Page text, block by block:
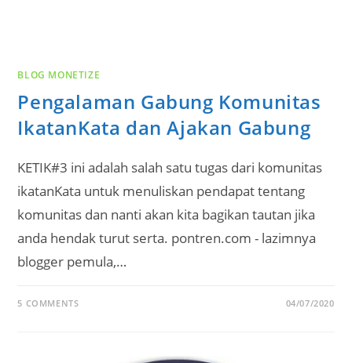
BLOG MONETIZE
Pengalaman Gabung Komunitas
IkatanKata dan Ajakan Gabung
KETIK#3 ini adalah salah satu tugas dari komunitas
ikatanKata untuk menuliskan pendapat tentang
komunitas dan nanti akan kita bagikan tautan jika
anda hendak turut serta. pontren.com - lazimnya
blogger pemula,…
5 COMMENTS 04/07/2020